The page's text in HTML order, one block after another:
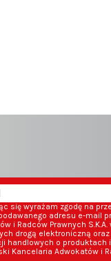
się wyrażam zgodę na
adresu e-mail
i Radców Prawnych
drogą elektroniczną
handlowych o produktach
Kancelaria Adwokatów i